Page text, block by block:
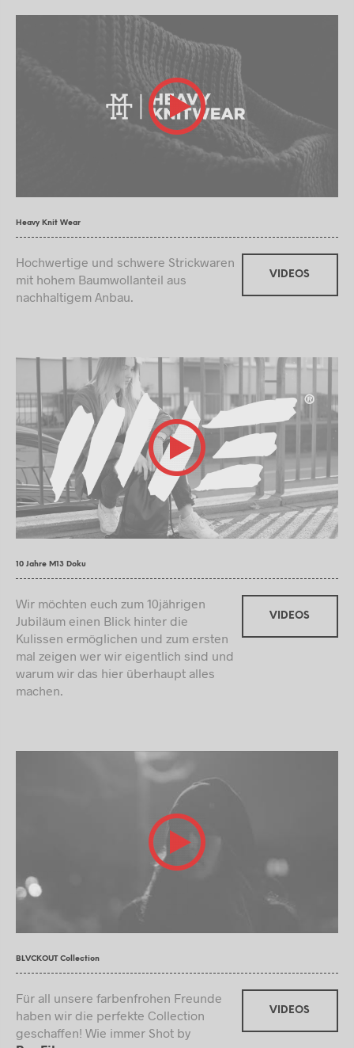
Heavy Knit Wear
Hochwertige und schwere Strickwaren
mit hohem Baumwollanteil aus
nachhaltigem Anbau.
VIDEOS
10 Jahre M13 Doku
Wir möchten euch zum 10jährigen
Jubiläum einen Blick hinter die
Kulissen ermöglichen und zum ersten
mal zeigen wer wir eigentlich sind und
warum wir das hier überhaupt alles
machen.
VIDEOS
BLVCKOUT Collection
Für all unsere farbenfrohen Freunde
haben wir die perfekte Collection
geschaffen! Wie immer Shot by
VIDEOS